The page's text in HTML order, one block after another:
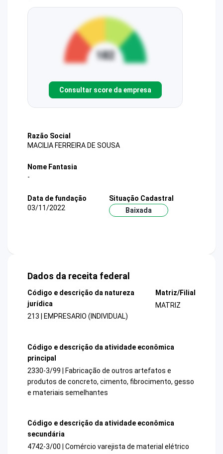
Consultar score da empresa
Razão Social
MACILIA FERREIRA DE SOUSA
Nome Fantasia
-
Data de fundação
03/11/2022
Situação Cadastral
Baixada
Dados da receita federal
Código e descrição da natureza
jurídica
213 | EMPRESARIO (INDIVIDUAL)
Matriz/Filial
MATRIZ
Código e descrição da atividade econômica
principal
2330-3/99 | Fabricação de outros artefatos e
produtos de concreto, cimento, fibrocimento, gesso
e materiais semelhantes
Código e descrição da atividade econômica
secundária
4742-3/00 | Comércio varejista de material elétrico